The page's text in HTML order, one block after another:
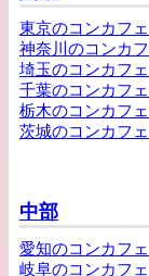
東京のコンカフ
神奈川のコンカ
埼玉のコンカフ
千葉のコンカフ
栃木のコンカフ
茨城のコンカフ
中部
愛知のコンカフ
岐阜のコンカフ